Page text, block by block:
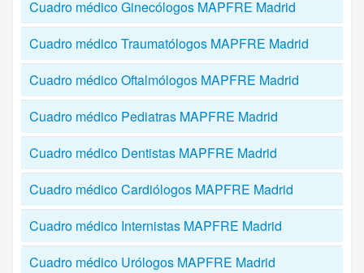
Cuadro médico Ginecólogos MAPFRE Madrid
Cuadro médico Traumatólogos MAPFRE Madrid
Cuadro médico Oftalmólogos MAPFRE Madrid
Cuadro médico Pediatras MAPFRE Madrid
Cuadro médico Dentistas MAPFRE Madrid
Cuadro médico Cardiólogos MAPFRE Madrid
Cuadro médico Internistas MAPFRE Madrid
Cuadro médico Urólogos MAPFRE Madrid